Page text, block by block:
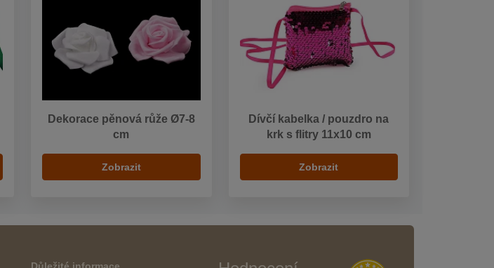
Dekorace pěnová růže Ø7-8
cm
Zobrazit
Dívčí kabelka / pouzdro na
krk s flitry 11x10 cm
Zobrazit